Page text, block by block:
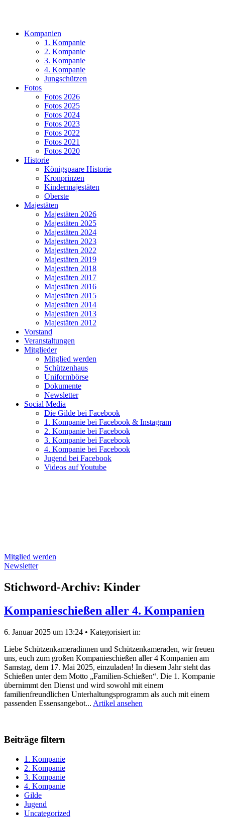
Kompanien
1. Kompanie
2. Kompanie
3. Kompanie
4. Kompanie
Jungschützen
Fotos
Fotos 2026
Fotos 2025
Fotos 2024
Fotos 2023
Fotos 2022
Fotos 2021
Fotos 2020
Historie
Königspaare Historie
Kronprinzen
Kindermajestäten
Oberste
Majestäten
Majestäten 2026
Majestäten 2025
Majestäten 2024
Majestäten 2023
Majestäten 2022
Majestäten 2019
Majestäten 2018
Majestäten 2017
Majestäten 2016
Majestäten 2015
Majestäten 2014
Majestäten 2013
Majestäten 2012
Vorstand
Veranstaltungen
Mitglieder
Mitglied werden
Schützenhaus
Uniformbörse
Dokumente
Newsletter
Social Media
Die Gilde bei Facebook
1. Kompanie bei Facebook & Instagram
2. Kompanie bei Facebook
3. Kompanie bei Facebook
4. Kompanie bei Facebook
Jugend bei Facebook
Videos auf Youtube
Mitglied werden
Newsletter
Stichword-Archiv: Kinder
Kompanieschießen aller 4. Kompanien
6. Januar 2025 um 13:24 • Kategorisiert in:
Liebe Schützenkameradinnen und Schützenkameraden, wir freuen
uns, euch zum großen Kompanieschießen aller 4 Kompanien am
Samstag, dem 17. Mai 2025, einzuladen! In diesem Jahr steht das
Schießen unter dem Motto „Familien-Schießen“. Die 1. Kompanie
übernimmt den Dienst und wird sowohl mit einem
familienfreundlichen Unterhaltungsprogramm als auch mit einem
passenden Essensangebot... Artikel ansehen
Beiträge filtern
1. Kompanie
2. Kompanie
3. Kompanie
4. Kompanie
Gilde
Jugend
Uncategorized